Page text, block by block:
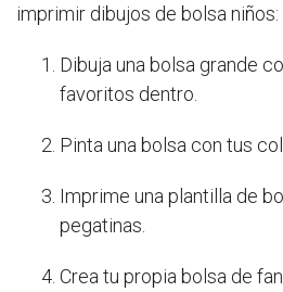
imprimir dibujos de bolsa niños:
Dibuja una bolsa grande
favoritos dentro.
Pinta una bolsa con tus
Imprime una plantilla de
pegatinas.
Crea tu propia bolsa de